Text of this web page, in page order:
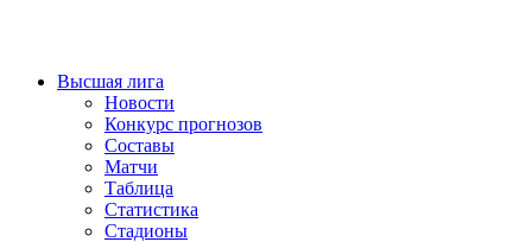
Высшая лига
Новости
Конкурс прогнозов
Составы
Матчи
Таблица
Статистика
Стадионы